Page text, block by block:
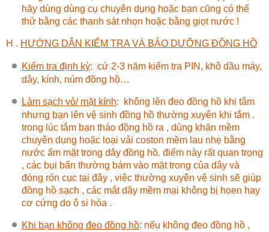
hãy dùng dùng cụ chuyên dụng hoặc bạn cũng có thể
thử bằng các thanh sát nhọn hoặc bằng giọt nước !
H . HƯỚNG DẪN KIỂM TRA VÀ BẢO DƯỠNG ĐỒNG HỒ
Kiểm tra định kỳ: cứ 2-3 năm kiểm tra PIN, khô dầu máy,
dây, kính, núm đồng hồ…
Làm sạch vỏ/ mặt kính:
không lên đeo đồng hồ khi tắm
nhưng bạn lên vệ sinh đồng hồ thường xuyên khi tắm .
trong lúc tắm bạn tháo đồng hồ ra , dùng khăn mềm
chuyên dụng hoặc loại vải coston mềm lau nhẹ bằng
nước ấm mặt trong dây đồng hồ. điểm này rất quan trọng
, các bụi bẩn thường bám vào mặt trong của dây và
đóng rón cục tại đây , việc thường xuyên vệ sinh sẽ giúp
đồng hồ sạch , các mắt dây mềm mại không bị hoen hay
cơ cứng do ô si hóa .
Khi bạn không đeo đồng hồ: nếu không đeo đồng hồ ,